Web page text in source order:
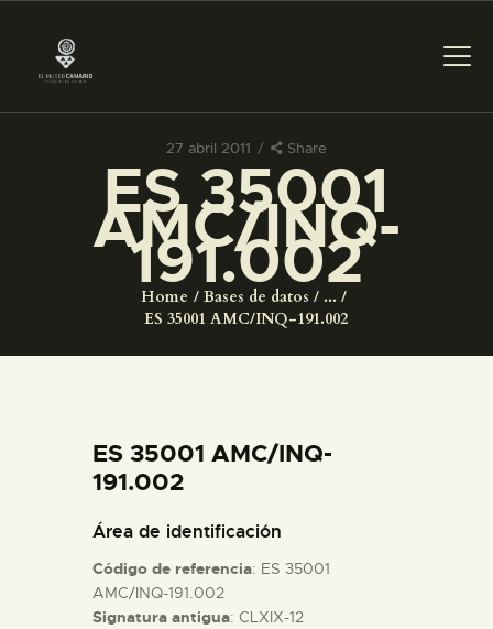
27 abril 2011 Share
ES 35001
AMC/INQ-
191.002
Home Bases de datos
...
ES 35001 AMC/INQ-191.002
PREPARAR LA VISITA
ACTIVIDADES
COLECCIONES
ESPAÑOL
ES 35001 AMC/INQ-
191.002
Área de identificación
Código de referencia: ES 35001
AMC/INQ-191.002
Signatura antigua: CLXIX-12